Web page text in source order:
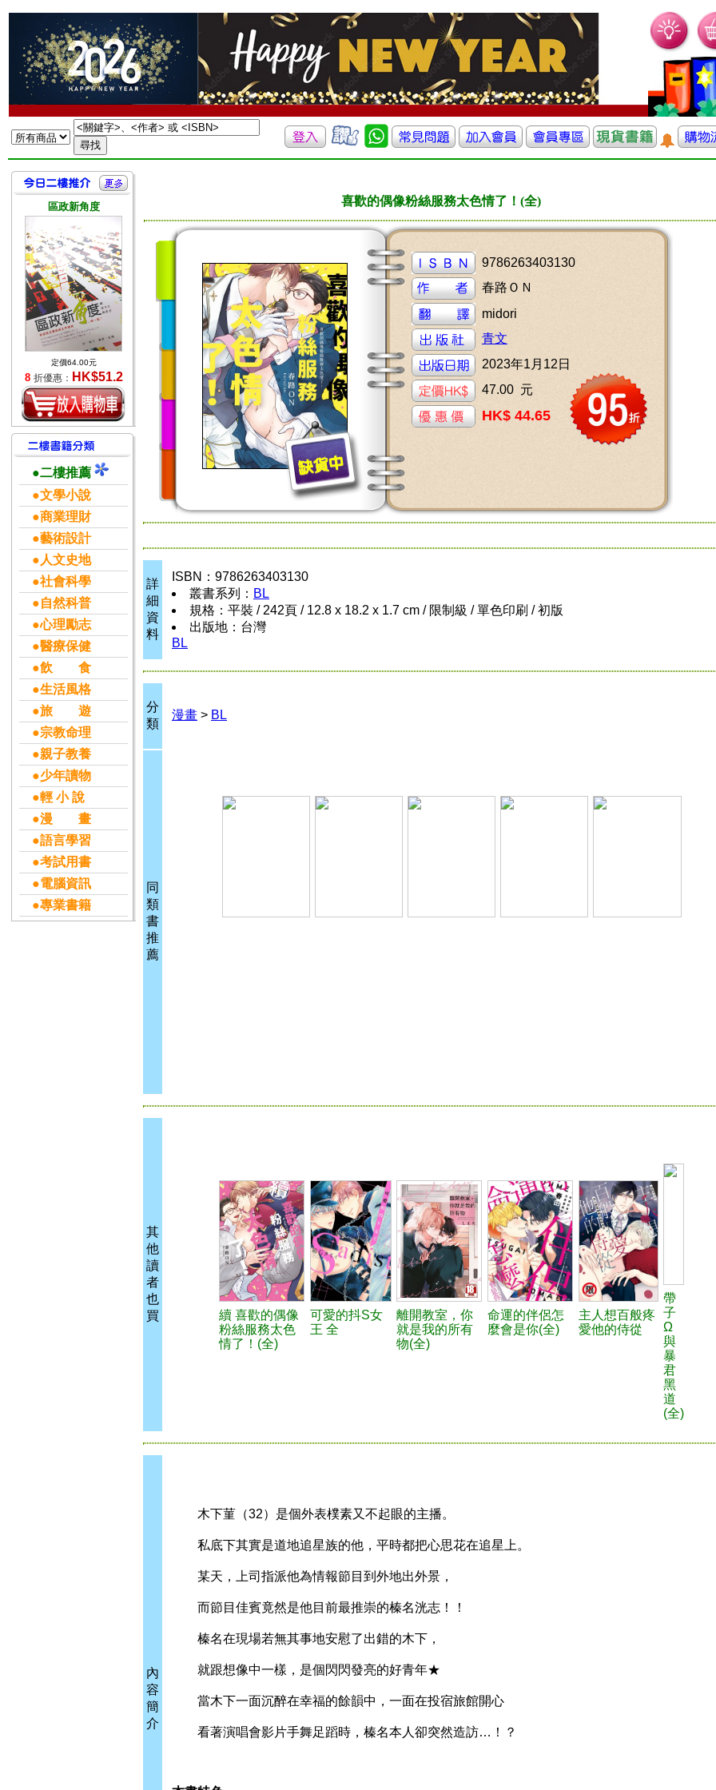
區政新角度
定價64.00元
8 折優惠： HK$51.2
●二樓推薦
●文學小說
●商業理財
●藝術設計
●人文史地
●社會科學
●自然科普
●心理勵志
●醫療保健
●飲 食
●生活風格
●旅 遊
●宗教命理
●親子教養
●少年讀物
●輕 小 說
●漫 畫
●語言學習
●考試用書
●電腦資訊
●專業書籍
喜歡的偶像粉絲服務太色情了！(全)
9786263403130
春路ＯＮ
midori
青文
2023年1月12日
47.00 元
HK$ 44.65
詳
細
資
料
ISBN：9786263403130
叢書系列： BL
規格：平裝 / 242頁 / 12.8 x 18.2 x 1.7 cm / 限制級 / 單色印刷 / 初版
出版地：台灣
BL
分
類
漫畫 > BL
同
類
書
推
薦
其
他
讀
者
也
買
續 喜歡的偶像
粉絲服務太色
情了！(全)
可愛的抖S女
王 全
離開教室，你
就是我的所有
物(全)
命運的伴侶怎
麼會是你(全)
主人想百般疼
愛他的侍從
帶
子
Ω
與
暴
君
黑
道
(全)
內
容
簡
介
木下菫（32）是個外表樸素又不起眼的主播。
私底下其實是道地追星族的他，平時都把心思花在追星上。
某天，上司指派他為情報節目到外地出外景，
而節目佳賓竟然是他目前最推崇的榛名洸志！！
榛名在現場若無其事地安慰了出錯的木下，
就跟想像中一樣，是個閃閃發亮的好青年★
當木下一面沉醉在幸福的餘韻中，一面在投宿旅館開心
看著演唱會影片手舞足蹈時，榛名本人卻突然造訪…！？